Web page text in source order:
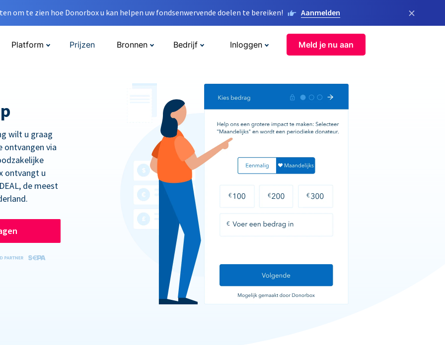
om te zien hoe Donorbox u kan helpen uw fondsenwervende doelen te bereiken! Aanmelden ×
Platform Prijzen Bronnen Bedrijf Inloggen Meld je nu aan
wilt u graag
ontvangen via
ontvangt u
de meest